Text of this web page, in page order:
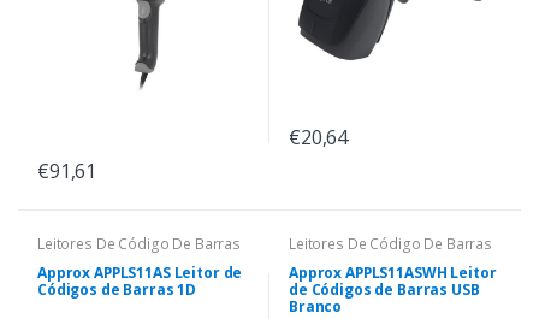
€91,61
€20,64
Leitores De Código De Barras
Approx APPLS11AS Leitor de
Códigos de Barras 1D
Leitores De Código De Barras
Approx APPLS11ASWH Leitor
de Códigos de Barras USB
Branco